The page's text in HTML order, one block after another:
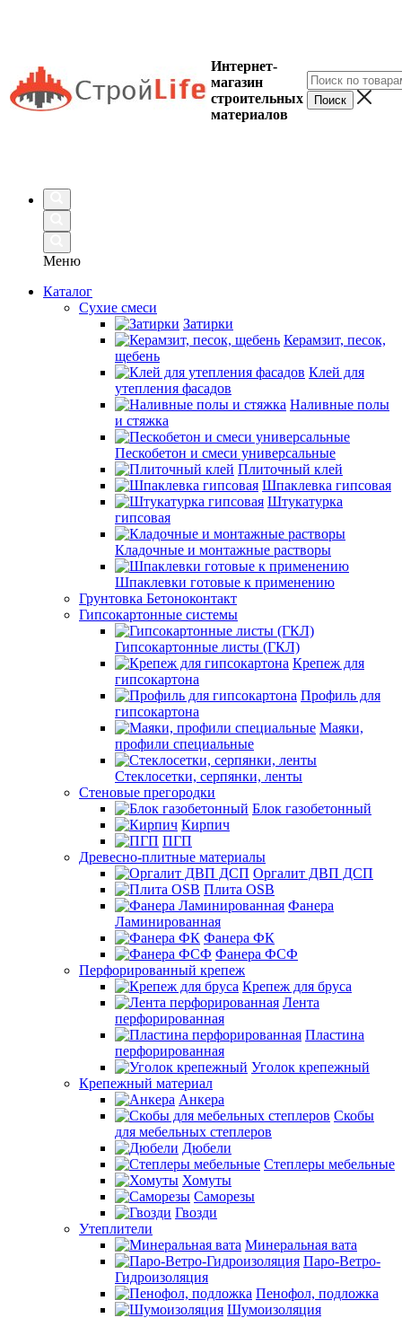
Интернет-
магазин
строительных
материалов
Меню
Каталог
Сухие смеси
Затирки
Керамзит, песок,
щебень
Клей для
утепления фасадов
Наливные полы
и стяжка
Пескобетон и смеси универсальные
Плиточный клей
Шпаклевка гипсовая
Штукатурка
гипсовая
Кладочные и монтажные растворы
Шпаклевки готовые к применению
Грунтовка Бетоноконтакт
Гипсокартонные системы
Гипсокартонные листы (ГКЛ)
Крепеж для
гипсокартона
Профиль для
гипсокартона
Маяки,
профили специальные
Стеклосетки, серпянки, ленты
Стеновые прегородки
Блок газобетонный
Кирпич
ПГП
Древесно-плитные материалы
Оргалит ДВП ДСП
Плита OSB
Фанера
Ламинированная
Фанера ФК
Фанера ФСФ
Перфорированный крепеж
Крепеж для бруса
Лента
перфорированная
Пластина
перфорированная
Уголок крепежный
Крепежный материал
Анкера
Скобы
для мебельных степлеров
Дюбели
Степлеры мебельные
Хомуты
Саморезы
Гвозди
Утеплители
Минеральная вата
Паро-Ветро-
Гидроизоляция
Пенофол, подложка
Шумоизоляция